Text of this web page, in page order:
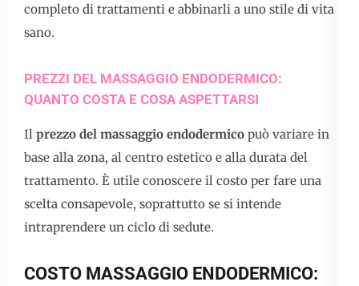
completo di trattamenti e abbinarli a uno stile di vita
sano.
PREZZI DEL MASSAGGIO ENDODERMICO:
QUANTO COSTA E COSA ASPETTARSI
Il prezzo del massaggio endodermico può variare in
base alla zona, al centro estetico e alla durata del
trattamento. È utile conoscere il costo per fare una
scelta consapevole, soprattutto se si intende
intraprendere un ciclo di sedute.
COSTO MASSAGGIO ENDODERMICO: